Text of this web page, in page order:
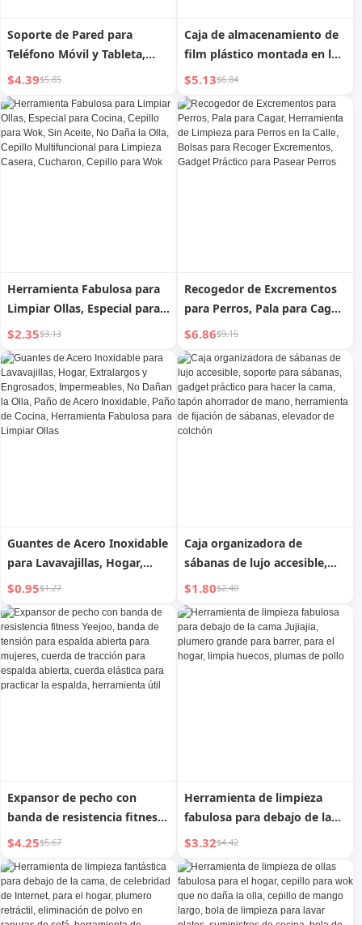
Soporte de Pared para
Teléfono Móvil y Tableta,
Soporte Adhesivo Neutro sin
Agujeros, Retráctil, Plegable,
Colgante de Pared para
Cocina, Baño, Herramienta
para Ver Series en la Pared
$4.39$5.85
Caja de almacenamiento de
film plástico montada en la
pared, desechable, sin
perforaciones, herramienta
para el hogar, bolsas de
plástico multi-funcionales
extraíbles
$5.13$6.84
Herramienta Fabulosa para
Limpiar Ollas, Especial para
Cocina, Cepillo para Wok, Sin
Aceite, No Daña la Olla,
Cepillo Multifuncional para
Limpieza Casera, Cucharon,
Cepillo para Wok
$2.35$3.13
Recogedor de Excrementos
para Perros, Pala para Cagar,
Herramienta de Limpieza
para Perros en la Calle,
Bolsas para Recoger
Excrementos, Gadget
Práctico para Pasear Perros
$6.86$9.15
Guantes de Acero Inoxidable
para Lavavajillas, Hogar,
Extralargos y Engrosados,
Impermeables, No Dañan la
Olla, Paño de Acero
Inoxidable, Paño de Cocina,
Herramienta Fabulosa para
Limpiar Ollas
$0.95$1.27
Caja organizadora de
sábanas de lujo accesible,
soporte para sábanas,
gadget práctico para hacer
la cama, tapón ahorrador de
mano, herramienta de
fijación de sábanas, elevador
$1.80$2.40
Expansor de pecho con
banda de resistencia fitness
Yeejoo, banda de tensión
para espalda abierta para
mujeres, cuerda de tracción
para espalda abierta, cuerda
elástica para practicar la
$4.25$5.67
Herramienta de limpieza
fabulosa para debajo de la
cama Jujiajia, plumero
grande para barrer, para el
hogar, limpia huecos,
plumas de pollo
$3.32$4.42